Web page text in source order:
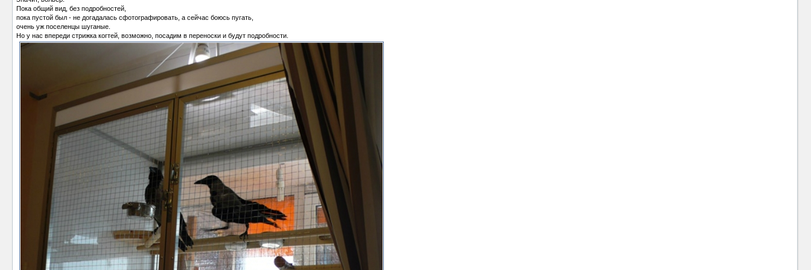
Пока общий вид, без подробностей,
пока пустой был - не догадалась сфотографировать, а сейчас боюсь пугать,
очень уж поселенцы шуганые.
Но у нас впереди стрижка когтей, возможно, посадим в переноски и будут подробности.